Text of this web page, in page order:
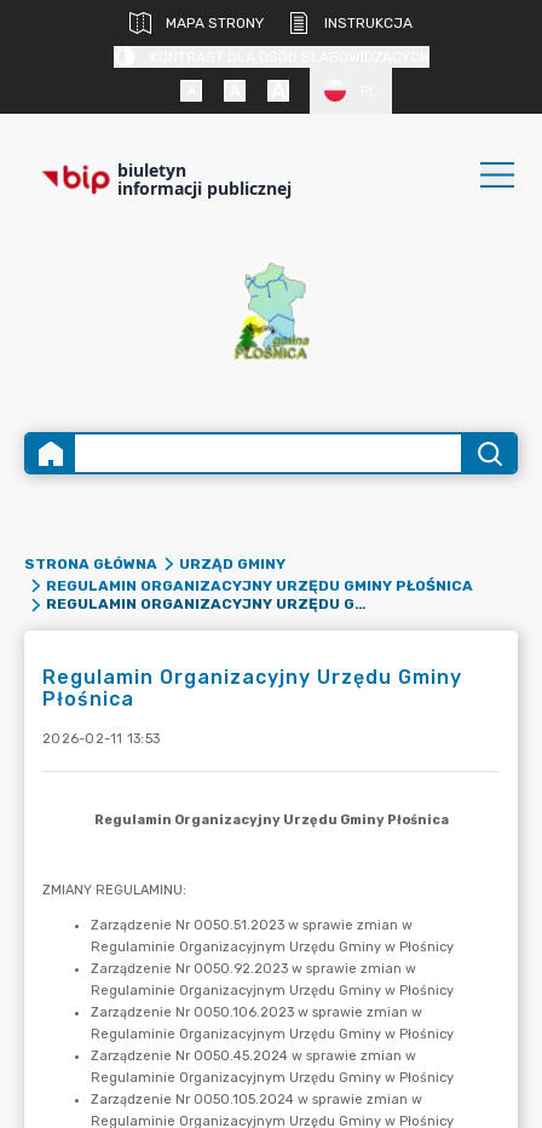
MAPA STRONY
INSTRUKCJA
biuletyn
informacji publicznej
STRONA GŁÓWNA
URZĄD GMINY
REGULAMIN ORGANIZACYJNY URZĘDU GMINY PŁOŚNICA
REGULAMIN ORGANIZACYJNY URZĘDU GMINY PŁOŚNICA
Regulamin Organizacyjny Urzędu Gminy
Płośnica
2026-02-11 13:53